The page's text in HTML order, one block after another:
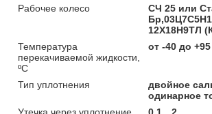
Рабочее колесо
СЧ 25 или
12Х18Н9ТЛ
Температура
перекачиваемой жидкости,
ºС
от -40 до +95
Тип уплотнения
двойное
одинарное